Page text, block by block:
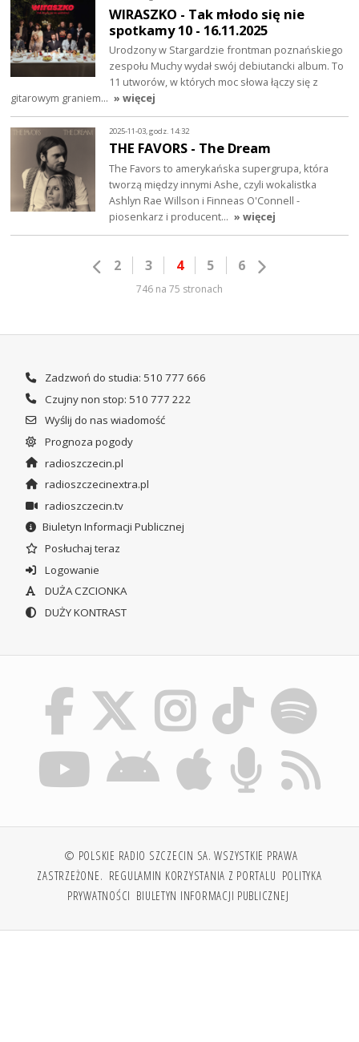
WIRASZKO - Tak młodo się nie
spotkamy 10 - 16.11.2025
Urodzony w Stargardzie frontman poznańskiego
zespołu Muchy wydał swój debiutancki album. To
11 utworów, w których moc słowa łączy się z
gitarowym graniem… » więcej
2025-11-03, godz. 14:32
THE FAVORS - The Dream
The Favors to amerykańska supergrupa, która
tworzą między innymi Ashe, czyli wokalistka
Ashlyn Rae Willson i Finneas O'Connell -
piosenkarz i producent… » więcej
2 3 4 5 6
746 na 75 stronach
Zadzwoń do studia: 510 777 666
Czujny non stop: 510 777 222
Wyślij do nas wiadomość
Prognoza pogody
radioszczecin.pl
radioszczecinextra.pl
radioszczecin.tv
Biuletyn Informacji Publicznej
Posłuchaj teraz
Logowanie
DUŻA CZCIONKA
DUŻY KONTRAST
© POLSKIE RADIO SZCZECIN SA. WSZYSTKIE PRAWA
ZASTRZEŻONE. REGULAMIN KORZYSTANIA Z PORTALU POLITYKA
PRYWATNOŚCI BIULETYN INFORMACJI PUBLICZNEJ